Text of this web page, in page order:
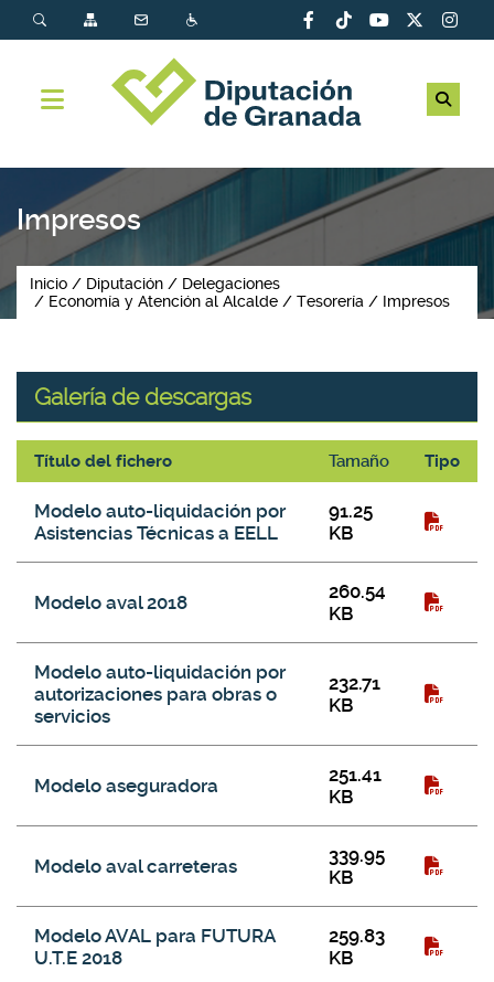
Impresos
Inicio Diputación
Delegaciones
Economía y Atención al Alcalde
Tesorería Impresos
Galería de descargas
Título del fichero Tamaño Tipo
Modelo auto-liquidación por
Asistencias Técnicas a EELL
91.25
KB
Modelo aval 2018
260.54
KB
Modelo auto-liquidación por
autorizaciones para obras o
servicios
232.71
KB
Modelo aseguradora
251.41
KB
Modelo aval carreteras
339.95
KB
Modelo AVAL para FUTURA
U.T.E 2018
259.83
KB